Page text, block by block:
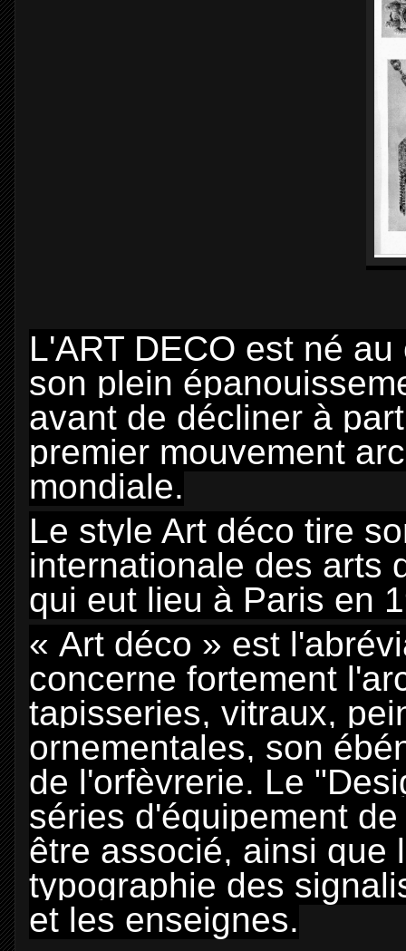
L'ART DECO est né
son plein
avant de décliner à
premier mouvement
mondiale.
Le style Art déco tire
internationale des arts
qui eut lieu à Paris en
« Art déco » est
concerne fortement
tapisseries, vitraux,
ornementales, son
de l'orfèvrerie. Le
séries d'équipement
être associé, ainsi que
typographie des
et les enseignes.